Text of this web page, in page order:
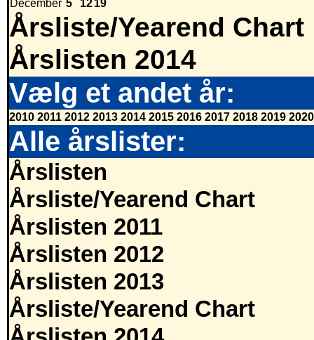
December 5 1219
Årsliste/Yearend Chart
Årslisten 2014
Vælg et andet år:
2010 2011 2012 2013 2014 2015 2016 2017 2018 2019 2020
Alle årslister:
Årslisten
Årsliste/Yearend Chart
Årslisten 2011
Årslisten 2012
Årslisten 2013
Årsliste/Yearend Chart